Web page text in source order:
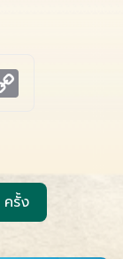
k
ครั้ง